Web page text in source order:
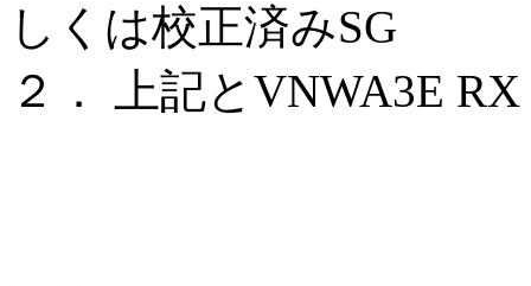
しくは校正済みSG
２． 上記とVNWA3E